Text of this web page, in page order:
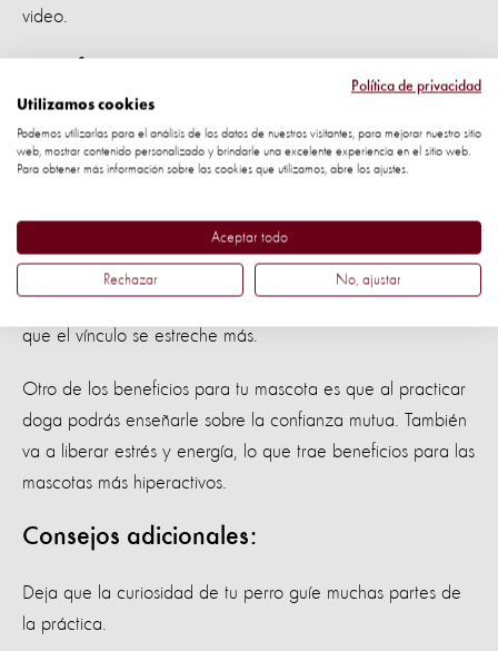
video.
Tanto tú como tu perro se beneficiarán al practicar juntos
esta actividad física y de meditación. Con "doga",
calorías, y dormirás más profundamente.
Tu perro se beneficiará del estiramiento,
trabajará la fuerza
que el vínculo se estreche más.
Otro de los beneficios para tu mascota es que al practicar
doga podrás enseñarle sobre la confianza mutua. También
va a liberar estrés y energía, lo que trae beneficios para las
mascotas más hiperactivos.
Consejos adicionales:
Deja que la curiosidad de tu perro guíe muchas partes de
la práctica.
Política de privacidad
Utilizamos cookies
Podemos utilizarlas para el análisis de los datos de nuestros visitantes, para mejorar nuestro sitio
web, mostrar contenido personalizado y brindarle una excelente experiencia en el sitio web.
Para obtener más información sobre las cookies que utilizamos, abre los ajustes.
Aceptar todo
Rechazar No, ajustar